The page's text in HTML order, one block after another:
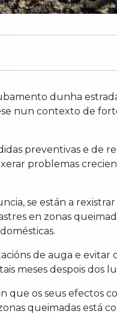
dunha
nun contexto de
preventivas e de
problemas
se están a rexistrar
en zonas
de auga e evitar
meses despois dos
que os seus efectos
queimadas está